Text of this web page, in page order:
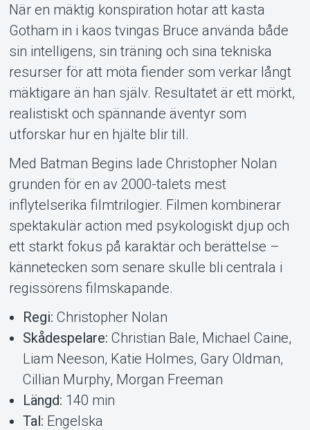
När en mäktig konspiration hotar att kasta
Gotham in i kaos tvingas Bruce använda både
sin intelligens, sin träning och sina tekniska
resurser för att möta fiender som verkar långt
mäktigare än han själv. Resultatet är ett mörkt,
realistiskt och spännande äventyr som
utforskar hur en hjälte blir till.
Med Batman Begins lade Christopher Nolan
grunden för en av 2000-talets mest
inflytelserika filmtrilogier. Filmen kombinerar
spektakulär action med psykologiskt djup och
ett starkt fokus på karaktär och berättelse –
kännetecken som senare skulle bli centrala i
regissörens filmskapande.
Regi: Christopher Nolan
Skådespelare: Christian Bale, Michael Caine,
Liam Neeson, Katie Holmes, Gary Oldman,
Cillian Murphy, Morgan Freeman
Längd: 140 min
Tal: Engelska